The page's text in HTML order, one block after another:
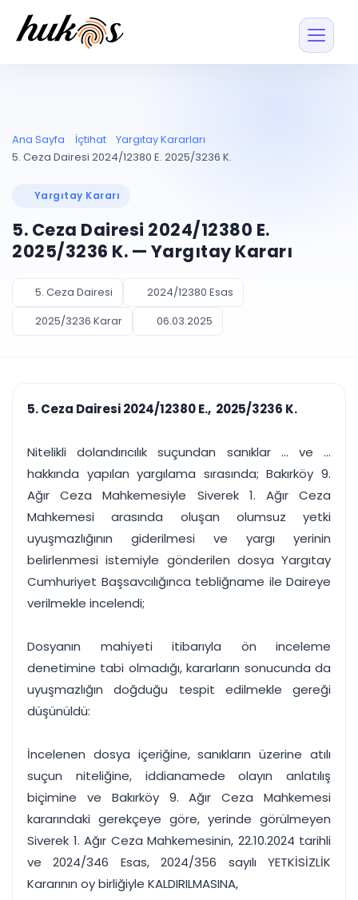
Entegrasyonu
UYAP ile otomatik
UYAP Evrak
Entegrasyonu
UETS Entegrasyonu
Tebligatları anında
Müvekkil ve taraf
Vekalet
PLANLAMA & TAKİP
Pano ve Takip
Duruşma ve görev
takvimi
Bildirim
Süreleri asla kaçırmayın
takibi
rapor
Tek panelde uçtan uca yönetim
UYAP & UETS entegrasyonundan finansa, hepsi bir arada.
Tüm özellikleri inceleyin Ücretsiz Başlayın
Blog
Ücretsiz Başlayın Giriş Yap
Ana Sayfa İçtihat
Yargıtay Kararları
5. Ceza Dairesi 2024/12380 E. 2025/3236 K.
Yargıtay Kararı
5. Ceza Dairesi 2024/12380 E.
2025/3236 K. — Yargıtay Kararı
5. Ceza Dairesi
2024/12380 Esas
2025/3236 Karar
06.03.2025
5. Ceza Dairesi 2024/12380 E., 2025/3236 K.
Nitelikli dolandırıcılık suçundan sanıklar ... ve ...
hakkında yapılan yargılama sırasında; Bakırköy 9.
Ağır Ceza Mahkemesiyle Siverek 1. Ağır Ceza
Mahkemesi arasında oluşan olumsuz yetki
uyuşmazlığının giderilmesi ve yargı yerinin
belirlenmesi istemiyle gönderilen dosya Yargıtay
Cumhuriyet Başsavcılığınca tebliğname ile Daireye
verilmekle incelendi;
Dosyanın mahiyeti itibarıyla ön inceleme
denetimine tabi olmadığı, kararların sonucunda da
uyuşmazlığın doğduğu tespit edilmekle gereği
düşünüldü:
İncelenen dosya içeriğine, sanıkların üzerine atılı
suçun niteliğine, iddianamede olayın anlatılış
biçimine ve Bakırköy 9. Ağır Ceza Mahkemesi
kararındaki gerekçeye göre, yerinde görülmeyen
Siverek 1. Ağır Ceza Mahkemesinin, 22.10.2024 tarihli
ve 2024/346 Esas, 2024/356 sayılı YETKİSİZLİK
Kararının oy birliğiyle KALDIRILMASINA,